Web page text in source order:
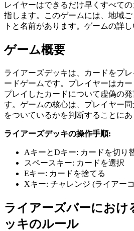
レイヤーはできるだけ早くすべて
指します。このゲームには、地域
トと名前があります。ゲームの詳し
ゲーム概要
ライアーズデッキは、カードをプ
ードゲームです。プレイヤーはカー
プレイしたカードについて虚偽の
す。ゲームの核心は、プレイヤー
をついているかを判断することにあ
ライアーズデッキの操作手順:
AキーとDキー: カードを切り
スペースキー: カードを選択
Eキー: カードを捨てる
Xキー: チャレンジ (ライアー
ライアーズバーにおけ
ッキのルール